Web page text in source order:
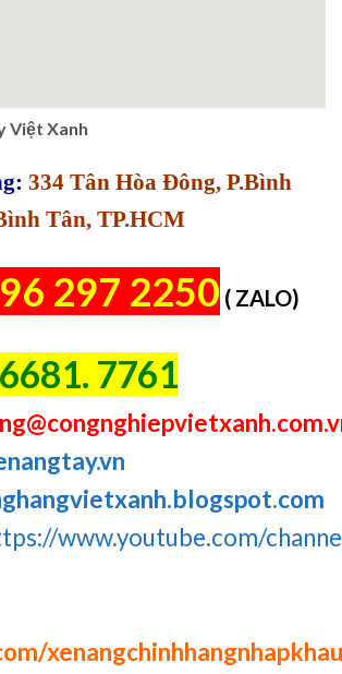
Việt Xanh
334 Tân Hòa Đông, P.Bình
Tân, TP.HCM
297 2250 ( ZALO)
7761
www.youtube.com/
xenangchinhhangnhapkhau